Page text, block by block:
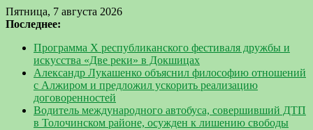
Пятница, 7 августа 2026
Последнее:
Программа Х республиканского фестиваля дружбы и
искусства «Две реки» в Докшицах
Александр Лукашенко объяснил философию отношений
с Алжиром и предложил ускорить реализацию
договоренностей
Водитель международного автобуса, совершивший ДТП
в Толочинском районе, осужден к лишению свободы